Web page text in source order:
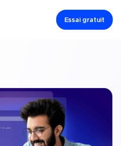
Essai gratuit